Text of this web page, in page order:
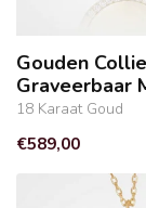
Gouden
Graveerbaar
18 Karaat Goud
€589,00